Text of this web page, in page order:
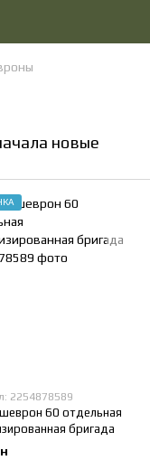
новые
2254878589
60 отдельная
бригада